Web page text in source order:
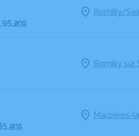
95 ans
Romilly/
Romilly sur
ans
Maizières-